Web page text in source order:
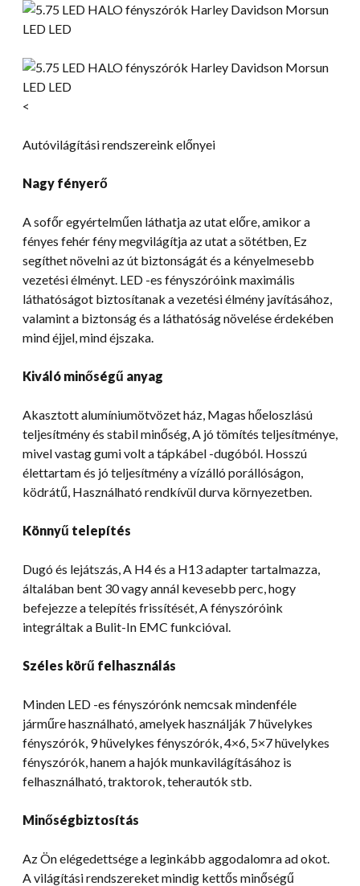
<
Autóvilágítási rendszereink előnyei
Nagy fényerő
A sofőr egyértelműen láthatja az utat előre, amikor a
fényes fehér fény megvilágítja az utat a sötétben, Ez
segíthet növelni az út biztonságát és a kényelmesebb
vezetési élményt. LED -es fényszóróink maximális
láthatóságot biztosítanak a vezetési élmény javításához,
valamint a biztonság és a láthatóság növelése érdekében
mind éjjel, mind éjszaka.
Kiváló minőségű anyag
Akasztott alumíniumötvözet ház, Magas hőeloszlású
teljesítmény és stabil minőség, A jó tömítés teljesítménye,
mivel vastag gumi volt a tápkábel -dugóból. Hosszú
élettartam és jó teljesítmény a vízálló porállóságon,
ködrátű, Használható rendkívül durva környezetben.
Könnyű telepítés
Dugó és lejátszás, A H4 és a H13 adapter tartalmazza,
általában bent 30 vagy annál kevesebb perc, hogy
befejezze a telepítés frissítését, A fényszóróink
integráltak a Bulit-In EMC funkcióval.
Széles körű felhasználás
Minden LED -es fényszórónk nemcsak mindenféle
járműre használható, amelyek használják 7 hüvelykes
fényszórók, 9 hüvelykes fényszórók, 4×6, 5×7 hüvelykes
fényszórók, hanem a hajók munkavilágításához is
felhasználható, traktorok, teherautók stb.
Minőségbiztosítás
Az Ön elégedettsége a leginkább aggodalomra ad okot.
A világítási rendszereket mindig kettős minőségű